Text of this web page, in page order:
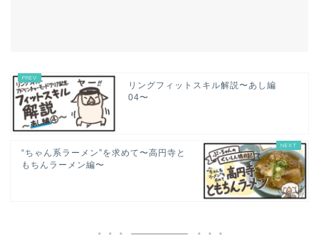
リングフィットスキル解説〜あし編
04〜
“ちゃん系ラーメン”を求めて〜高円寺と
もちんラーメン編〜